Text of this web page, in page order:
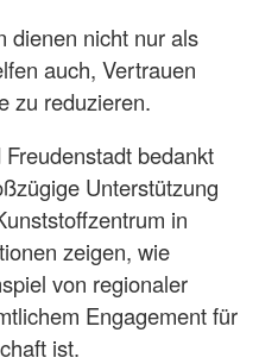
dienen nicht nur als
auch, Vertrauen
zu reduzieren.
bedankt
Unterstützung
in
zeigen, wie
von regionaler
Engagement für
ist.